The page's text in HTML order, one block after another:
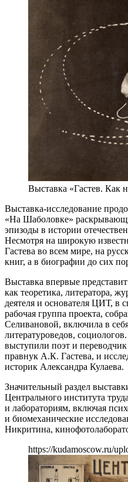
Выставка «Гастев. Как
Выставка-исследование
«На Шаболовке»
эпизоды в истории
Несмотря на широкую
Гастева во всем мире, на
книг, а в биографии до сих
Выставка впервые
как теоретика, литератора,
деятеля и основателя ЦИТ, в
рабочая группа проекта,
Селивановой, включила в
литературоведов,
выступили поэт и
правнук А.К. Гастева, и
историк Александра Кулаева.
Значительный раздел
Центрального института
и лабораториям, включая
и биомеханические
Никритина,
https://kudamoscow.ru/